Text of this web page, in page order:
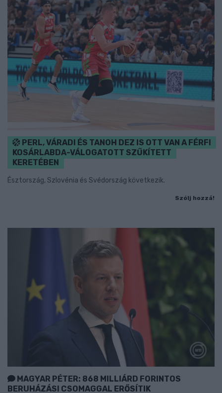
PERL, VÁRADI ÉS TANOH DEZ IS OTT VAN A FÉRFI
KOSÁRLABDA-VÁLOGATOTT SZŰKÍTETT
KERETÉBEN
Észtország, Szlovénia és Svédország következik.
Szólj hozzá!
MAGYAR PÉTER: 868 MILLIÁRD FORINTOS
BERUHÁZÁSI CSOMAGGAL ERŐSÍTIK